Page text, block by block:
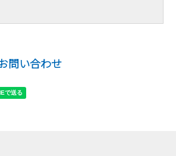
問い合わせ